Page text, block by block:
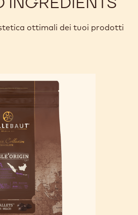
ottimali dei tuoi prodotti